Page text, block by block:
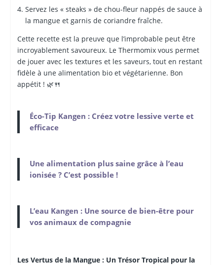
Servez les « steaks » de chou-fleur nappés de sauce à
la mangue et garnis de coriandre fraîche.
Cette recette est la preuve que l’improbable peut être
incroyablement savoureux. Le Thermomix vous permet
de jouer avec les textures et les saveurs, tout en restant
fidèle à une alimentation bio et végétarienne. Bon
appétit ! 🌿🍴
Éco-Tip Kangen : Créez votre lessive verte et
efficace
Une alimentation plus saine grâce à l’eau
ionisée ? C’est possible !
L’eau Kangen : Une source de bien-être pour
vos animaux de compagnie
Les Vertus de la Mangue : Un Trésor Tropical pour la